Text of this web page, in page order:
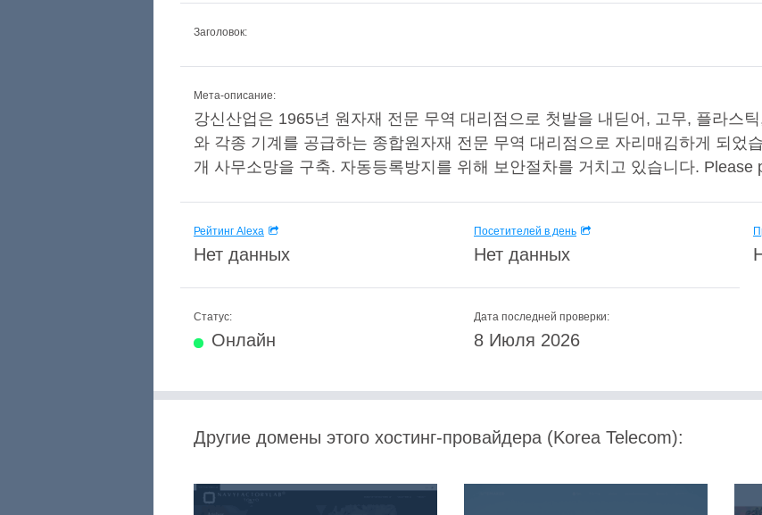
Заголовок:
Мета-описание:
강신산업은 1965년 원자재 전문 무역 대리점으로 첫발을 내딛어, 고무, 플라스
와 각종 기계를 공급하는 종합원자재 전문 무역 대리점으로 자리매김하게 되었
개 사무소망을 구축. 자동등록방지를 위해 보안절차를 거치고 있습니다. Please
Рейтинг Alexa
Нет данных
Посетителей в день
Нет данных
Статус:
Онлайн
Дата последней проверки:
8 Июля 2026
Другие домены этого хостинг-провайдера (Korea Telecom):